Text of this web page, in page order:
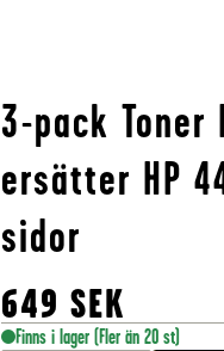
3-pack Toner
ersätter HP
sidor
649 SEK
Finns i lager (Fler än 20 st)